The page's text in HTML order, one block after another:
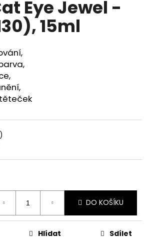
Eye Jewel -
15ml
DO KOŠÍKU
Hlídat Sdílet